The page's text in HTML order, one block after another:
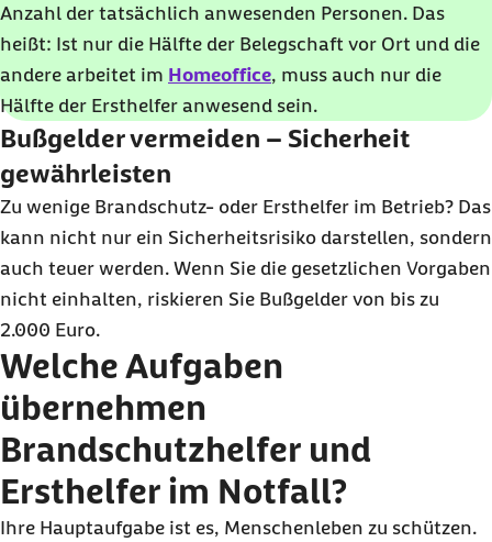
Anzahl der tatsächlich anwesenden Personen. Das
heißt: Ist nur die Hälfte der Belegschaft vor Ort und die
andere arbeitet im Homeoffice, muss auch nur die
Hälfte der Ersthelfer anwesend sein.
Bußgelder vermeiden – Sicherheit
gewährleisten
Zu wenige Brandschutz- oder Ersthelfer im Betrieb? Das
kann nicht nur ein Sicherheitsrisiko darstellen, sondern
auch teuer werden. Wenn Sie die gesetzlichen Vorgaben
nicht einhalten, riskieren Sie Bußgelder von bis zu
2.000 Euro.
Welche Aufgaben
übernehmen
Brandschutzhelfer und
Ersthelfer im Notfall?
Ihre Hauptaufgabe ist es, Menschenleben zu schützen.